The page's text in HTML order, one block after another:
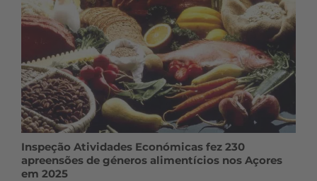
Inspeção Atividades Económicas fez 230
apreensões de géneros alimentícios nos Açores
em 2025